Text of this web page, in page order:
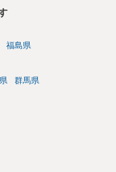
必要が生じるという可
上重婚は認められてい
われると、成立しない
とんどです。 清算条項
に今後一切請求しな
記はあくまでも一般論
事案かと存じますの
ます。
福島県
群馬県